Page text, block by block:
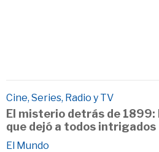
Cine, Series, Radio y TV
El misterio detrás de
que dejó a todos intrigados
El Mundo